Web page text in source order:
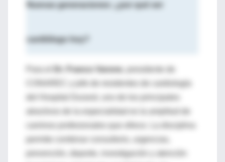
Nuevas generaciones: ¿por qué ser
cardiólogo hoy?
Dr. Franco Varone
CONAREC y jefe de residentes de cardiología
permite combinar consultorio, urgencias,
prevención, deporte, investigación y atención